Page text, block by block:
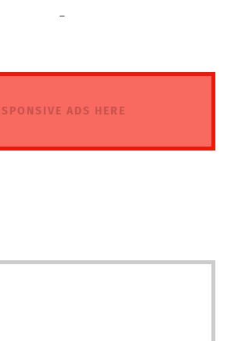
ADS HERE